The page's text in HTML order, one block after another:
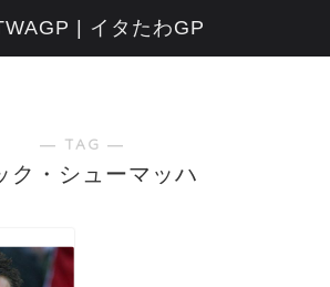
― TAG ―
ク・シューマッハ
| イタたわGP